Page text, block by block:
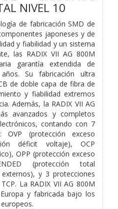
NIVEL 10
de fabricación SMD de
japoneses y de
y fiabilidad y un sistema
las RADIX VII AG 800M
garantía extendida de
Su fabricación ultra
de doble capa de fibra de
y fiabilidad extremos
Además, la RADIX VII AG
avanzados y completos
contando con 7
OVP (protección exceso
déficit voltaje), OCP
OPP (protección exceso
(protección total
y 3 protecciones
La RADIX VII AG 800M
y fabricada bajo los